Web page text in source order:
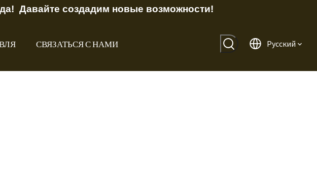
Давайте создадим новые возможности!
СВЯЗАТЬСЯ С НАМИ Pусский